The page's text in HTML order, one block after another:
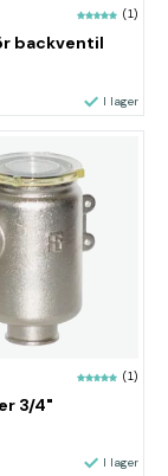
(1)
backventil
I lager
(1)
3/4"
I lager